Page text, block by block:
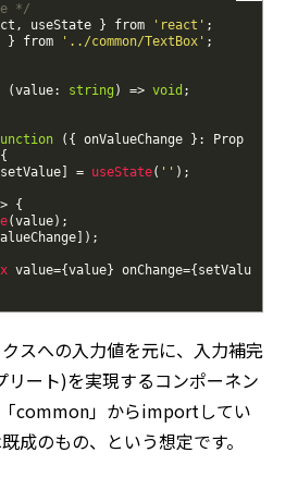
*/
, useState } from 'react' ;
} from '../common/TextBox' ;
(value: string ) => void ;
( { onValueChange } :
Prop
{
setValue = useState( '' ) ;
> {
(value) ;
) ;
value={value} onChange={ setValu
スへの入力値を元に、入力補完
リート)を実現するコンポーネン
「common」からimportしてい
成のもの、という想定です。